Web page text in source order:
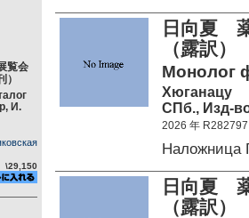
覧会
И.
\29,150
日向夏
（露訳）
Монолог
Хюганацу
СПб., Изд-
2026 年 R282797
Наложница
日向夏
（露訳）